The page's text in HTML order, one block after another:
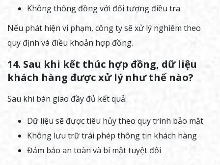
Không thông đồng với đối tượng điều tra
Nếu phát hiện vi phạm, công ty sẽ xử lý nghiêm theo
quy định và điều khoản hợp đồng.
14. Sau khi kết thúc hợp đồng, dữ liệu
khách hàng được xử lý như thế nào?
Sau khi bàn giao đầy đủ kết quả:
Dữ liệu sẽ được tiêu hủy theo quy trình bảo mật
Không lưu trữ trái phép thông tin khách hàng
Đảm bảo an toàn và bí mật tuyệt đối